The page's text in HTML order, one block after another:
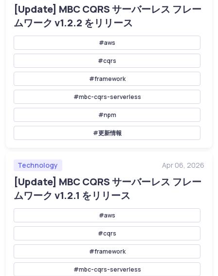
[Update] MBC CQRS サーバーレス フレー
ムワーク v1.2.2 をリリース
#aws
#cqrs
#framework
#mbc-cqrs-serverless
#npm
#更新情報
Technology Apr 06, 2026
[Update] MBC CQRS サーバーレス フレー
ムワーク v1.2.1 をリリース
#aws
#cqrs
#framework
#mbc-cqrs-serverless